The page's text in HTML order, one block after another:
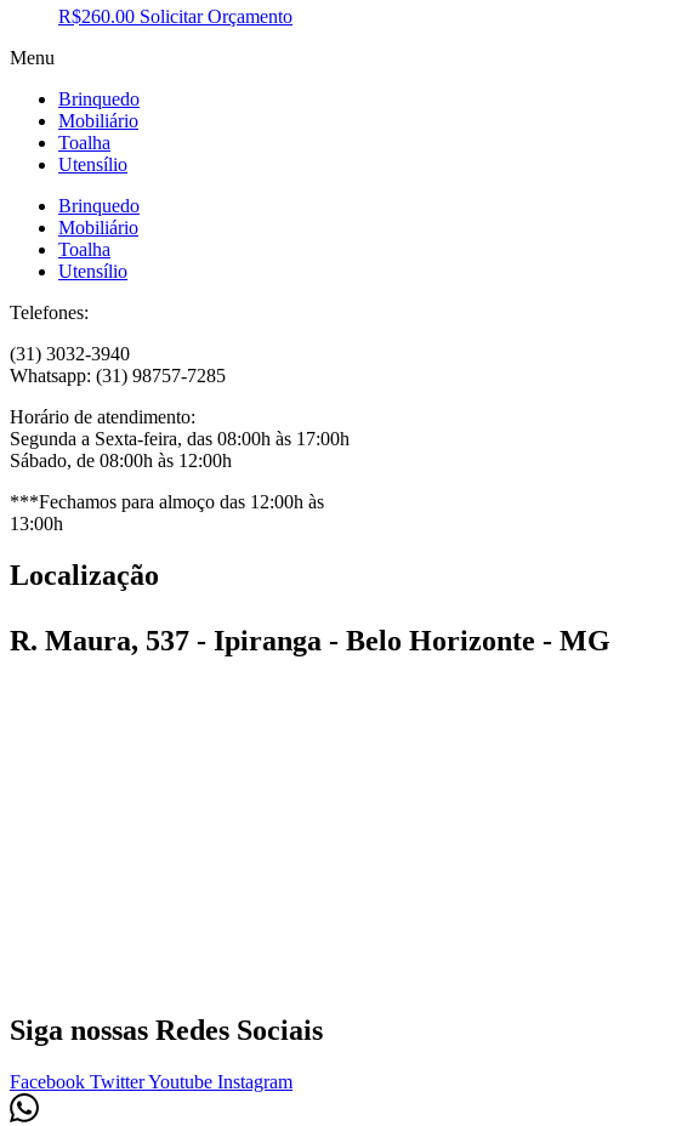
R$260.00 Solicitar Orçamento
Menu
Brinquedo
Mobiliário
Toalha
Utensílio
Brinquedo
Mobiliário
Toalha
Utensílio
Telefones:
(31) 3032-3940
Whatsapp: (31) 98757-7285
Horário de atendimento:
Segunda a Sexta-feira, das 08:00h às 17:00h
Sábado, de 08:00h às 12:00h
***Fechamos para almoço das 12:00h às
13:00h
Localização
R. Maura, 537 - Ipiranga - Belo Horizonte - MG
Siga nossas Redes Sociais
Facebook TwitterYoutube Instagram